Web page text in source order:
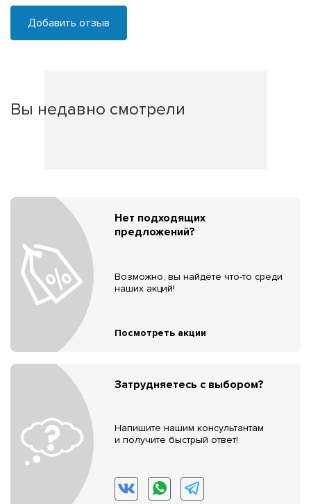
Добавить отзыв
Вы недавно смотрели
Нет подходящих
предложений?
Возможно, вы найдёте что-то среди
наших акций!
Посмотреть акции
Затрудняетесь с выбором?
Напишите нашим консультантам
и получите быстрый ответ!